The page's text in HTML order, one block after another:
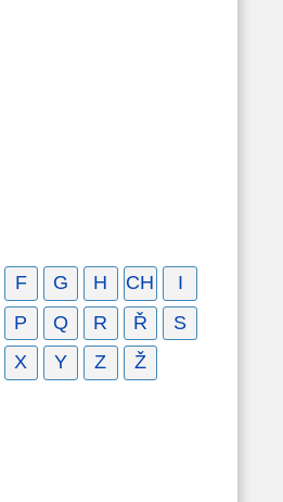
F G H CH
I
P Q R Ř
S
X Y Z Ž